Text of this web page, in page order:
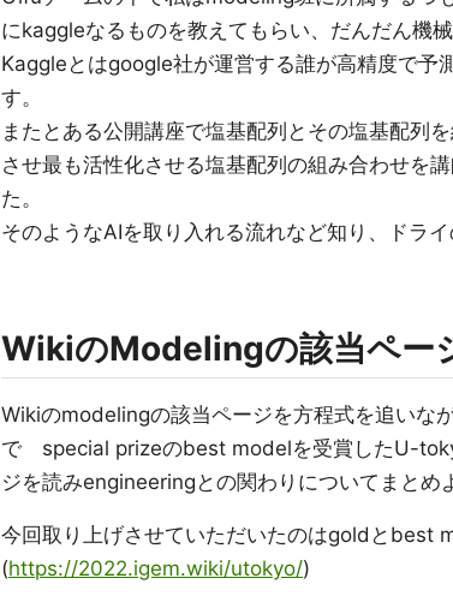
にkaggleなるものを教えてもらい、だんだん機
Kaggleとはgoogle社が運営する誰が高精度で予
す。
またとある公開講座で塩基配列とその塩基配列
させ最も活性化させる塩基配列の組み合わせを
た。
そのようなAIを取り入れる流れなど知り、ドラ
WikiのModelingの該当ペー
Wikiのmodelingの該当ページを方程式を追いな
で special prizeのbest modelを受賞したU-
ジを読みengineeringとの関わりについてまとめ
今回取り上げさせていただいたのはgoldとbest
(https://2022.igem.wiki/utokyo/)